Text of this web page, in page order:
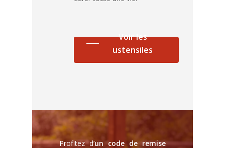
Voir les
ustensiles
Profitez d’un code de remise